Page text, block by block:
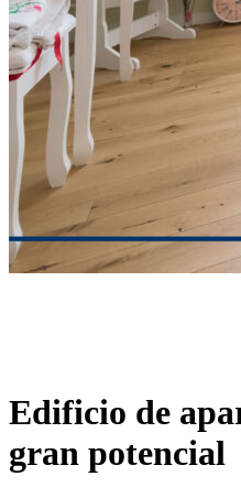
Edificio de
gran potencial